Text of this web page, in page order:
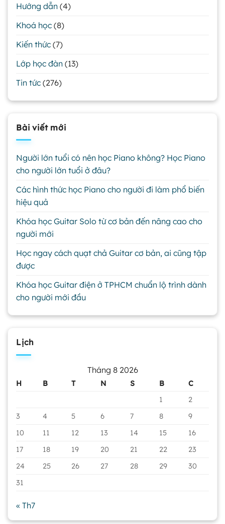
Hướng dẫn (4)
Khoá học (8)
Kiến thức (7)
Lớp học đàn (13)
Tin tức (276)
Bài viết mới
Người lớn tuổi có nên học Piano không? Học Piano
cho người lớn tuổi ở đâu?
Các hình thức học Piano cho người đi làm phổ biến
hiệu quả
Khóa học Guitar Solo từ cơ bản đến nâng cao cho
người mới
Học ngay cách quạt chả Guitar cơ bản, ai cũng tập
được
Khóa học Guitar điện ở TPHCM chuẩn lộ trình dành
cho người mới đầu
Lịch
Tháng 8 2026
H B T N S B
C
1
2
3
4 5 6 7 8
9
10
11 12 13 14 15
16
17
18 19 20 21 22
23
24
25 26 27 28 29
30
31
« Th7